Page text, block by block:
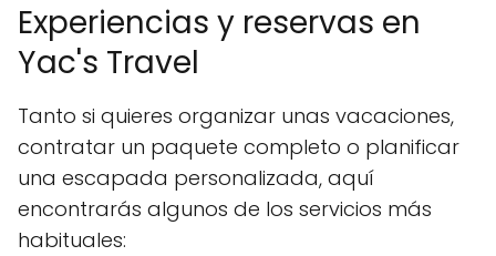
Experiencias y reservas en
Yac's Travel
Tanto si quieres organizar unas vacaciones,
contratar un paquete completo o planificar
una escapada personalizada, aquí
encontrarás algunos de los servicios más
habituales: